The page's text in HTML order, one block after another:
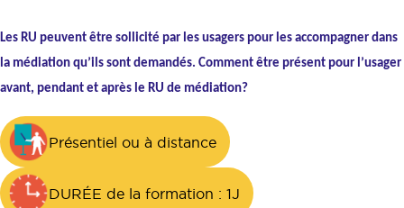
Les RU peuvent être sollicité par les usagers pour les accompagner dans
la médiation qu’ils sont demandés. Comment être présent pour l’usager
avant, pendant et après le RU de médiation?
Présentiel ou à distance
DURÉE de la formation : 1J